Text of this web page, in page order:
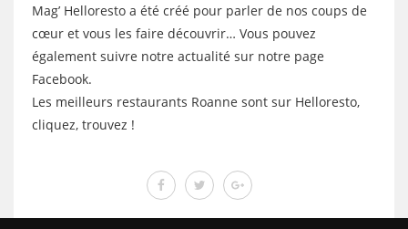
Mag’ Helloresto a été créé pour parler de nos coups de
cœur et vous les faire découvrir… Vous pouvez
également suivre notre actualité sur notre page
Facebook.
Les meilleurs restaurants Roanne sont sur Helloresto,
cliquez, trouvez !